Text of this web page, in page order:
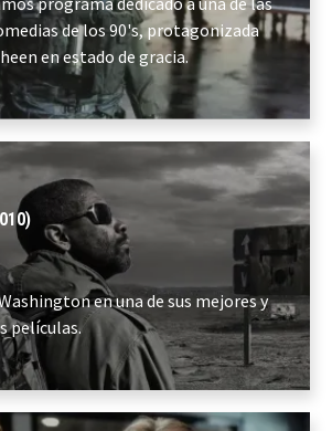
de los 90's, protagonizada
en estado de gracia.
en una de sus mejores y
películas.